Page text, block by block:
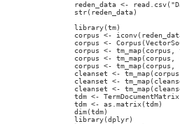
reden_data <-
str(reden_data)
library(tm)
corpus <-
corpus <-
corpus <- tm_map(corpus,
corpus <- tm_map(corpus,
corpus <- tm_map(corpus,
cleanset <-
cleanset <-
cleanset <-
tdm <-
tdm <- as.matrix(tdm)
dim(tdm)
library(dplyr)